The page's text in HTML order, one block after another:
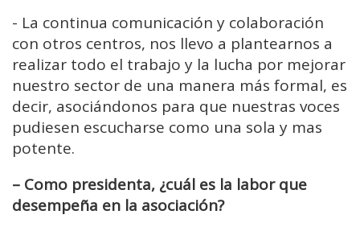
- La continua comunicación y colaboración
con otros centros, nos llevo a plantearnos a
realizar todo el trabajo y la lucha por mejorar
nuestro sector de una manera más formal, es
decir, asociándonos para que nuestras voces
pudiesen escucharse como una sola y mas
potente.
– Como presidenta, ¿cuál es la labor que
desempeña en la asociación?